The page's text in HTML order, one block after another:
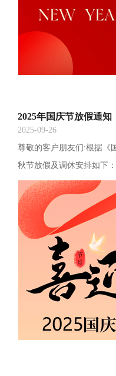
2025年国庆节放假通知
2025-09-26
尊敬的客户朋友们:根据《
秋节放假及调休安排如下
日）、10月11日（星期六
华胄科技有限公司2025/09/